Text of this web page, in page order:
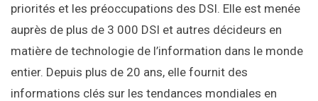
priorités et les préoccupations des DSI. Elle est menée
auprès de plus de 3 000 DSI et autres décideurs en
matière de technologie de l’information dans le monde
entier. Depuis plus de 20 ans, elle fournit des
informations clés sur les tendances mondiales en